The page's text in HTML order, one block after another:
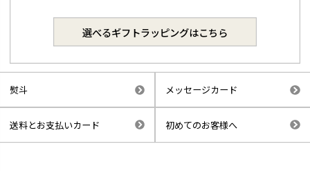
選べるギフトラッピングはこちら
熨斗 メッセージカード
送料とお支払いカード 初めてのお客様へ